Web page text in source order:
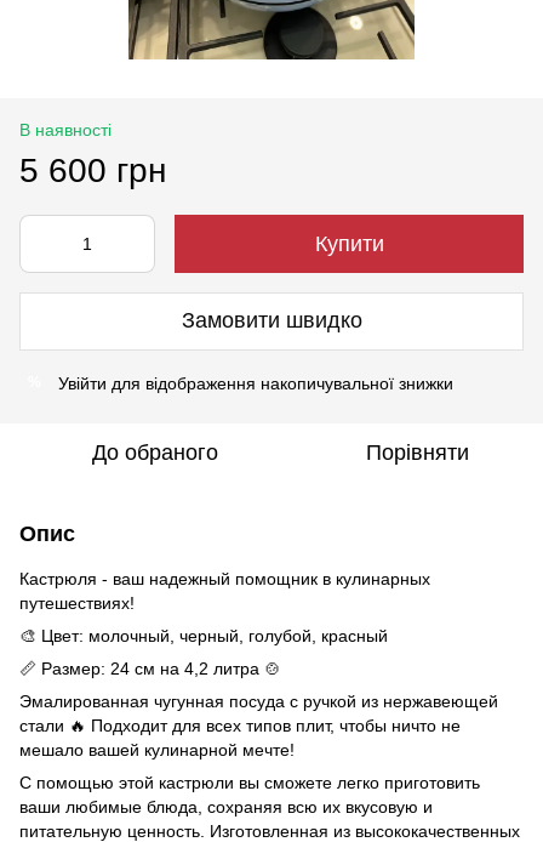
В наявності
5 600 грн
Купити
Замовити швидко
Увійти для відображення накопичувальної знижки
До обраного Порівняти
Опис
Кастрюля - ваш надежный помощник в кулинарных
путешествиях!
🎨 Цвет: молочный, черный, голубой, красный
📏 Размер: 24 см на 4,2 литра 🍲
Эмалированная чугунная посуда с ручкой из нержавеющей
стали 🔥 Подходит для всех типов плит, чтобы ничто не
мешало вашей кулинарной мечте!
С помощью этой кастрюли вы сможете легко приготовить
ваши любимые блюда, сохраняя всю их вкусовую и
питательную ценность. Изготовленная из высококачественных